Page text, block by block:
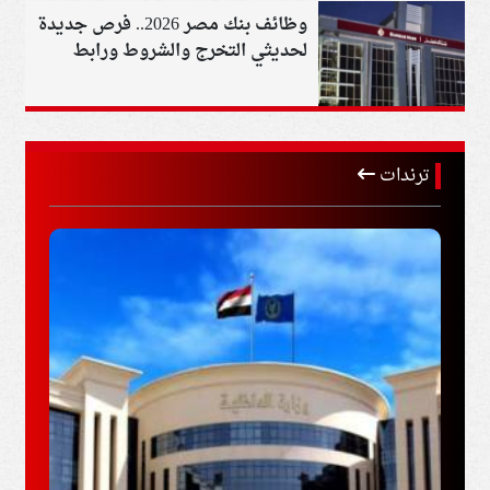
وظائف بنك مصر 2026.. فرص جديدة
لحديثي التخرج والشروط ورابط
التقديم
ترندات